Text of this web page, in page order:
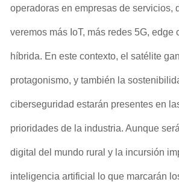
operadoras en empresas de servicios,
veremos más IoT, más redes 5G, edge
híbrida. En este contexto, el satélite
protagonismo, y también la
ciberseguridad estarán presentes en
prioridades de la industria. Aunque
digital del mundo rural y la incursión
inteligencia artificial lo que marcarán